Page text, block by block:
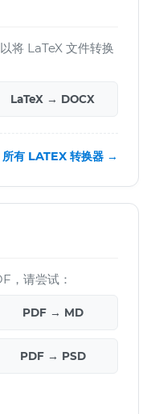
将 LaTeX 文件转换
LaTeX → DOCX
所有 LATEX 转换器 →
，请尝试：
PDF → MD
PDF → PSD